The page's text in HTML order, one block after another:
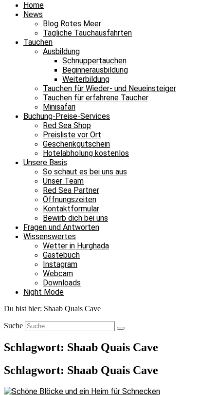
Home
News
Blog Rotes Meer
Tägliche Tauchausfahrten
Tauchen
Ausbildung
Schnuppertauchen
Beginnerausbildung
Weiterbildung
Tauchen für Wieder- und Neueinsteiger
Tauchen für erfahrene Taucher
Minisafari
Buchung-Preise-Services
Red Sea Shop
Preisliste vor Ort
Geschenkgutschein
Hotelabholung kostenlos
Unsere Basis
So schaut es bei uns aus
Unser Team
Red Sea Partner
Öffnungszeiten
Kontaktformular
Bewirb dich bei uns
Fragen und Antworten
Wissenswertes
Wetter in Hurghada
Gästebuch
Instagram
Webcam
Downloads
Night Mode
Du bist hier: Shaab Quais Cave
Suche
Schlagwort: Shaab Quais Cave
Schlagwort: Shaab Quais Cave